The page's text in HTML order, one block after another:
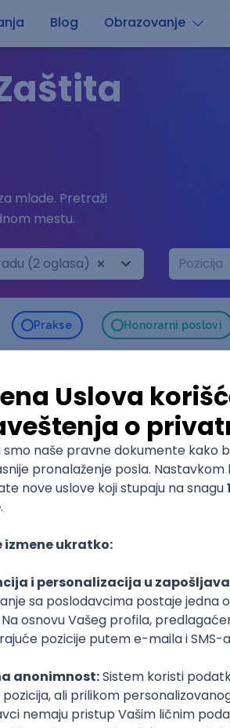
Blog Obrazovanje
mlade. Pretraži
mestu.
(2 oglasa) Pozicija
Prakse Honorarni poslovi
i zdravlje na radu